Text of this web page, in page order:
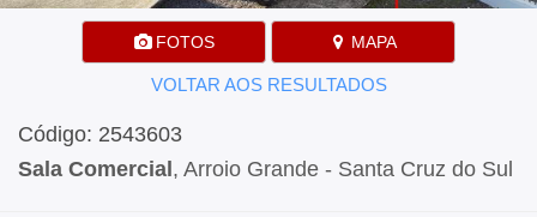
FOTOS MAPA
VOLTAR AOS RESULTADOS
Código: 2543603
Sala Comercial , Arroio Grande - Santa Cruz do Sul